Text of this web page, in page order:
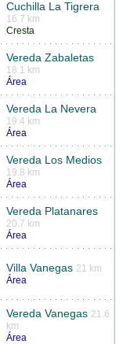
Cuchilla La Tigrera
16.7 km
Cresta
Vereda Zabaletas
18.1 km
Área
Vereda La Nevera
19.4 km
Área
Vereda Los Medios
19.8 km
Área
Vereda Platanares
20.7 km
Área
Villa Vanegas 21 km
Área
Vereda Vanegas 21.6
km
Área